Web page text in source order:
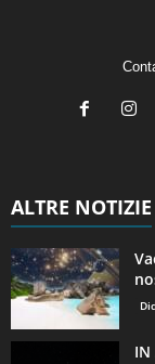
ALTRE NOTIZIE
IN